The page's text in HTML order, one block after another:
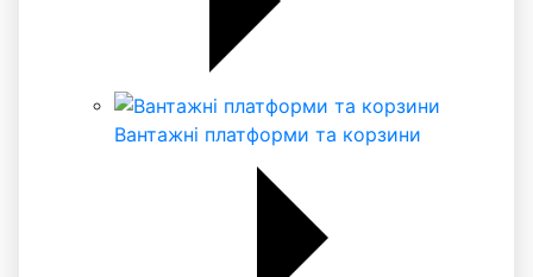
Вантажні платформи та корзини